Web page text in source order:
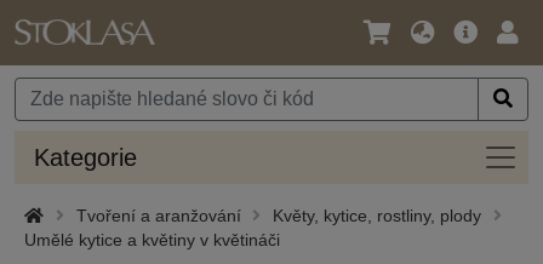
Jazyk
Měna
Hlavní
Kategorie
Tvoření a aranžování
Květy, kytice, rostliny, plody
Umělé kytice a květiny v květináči